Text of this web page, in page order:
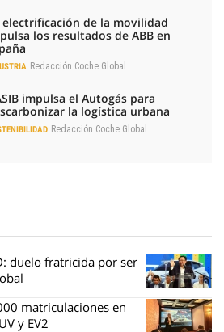
electrificación de la movilidad
los resultados de ABB en
Redacción Coche Global
impulsa el Autogás para
la logística urbana
Redacción Coche Global
duelo fratricida por ser
matriculaciones en
y EV2